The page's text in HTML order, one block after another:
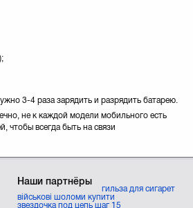
3-4 раза зарядить и разрядить батарею.
не к каждой модели мобильного есть
чтобы всегда быть на связи
Наши партнёры
гильза для сигарет
військові шоломи купити
звездочка под цепь шаг 15